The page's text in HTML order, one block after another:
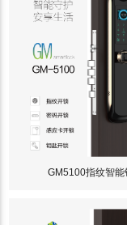
GM5100指纹智能